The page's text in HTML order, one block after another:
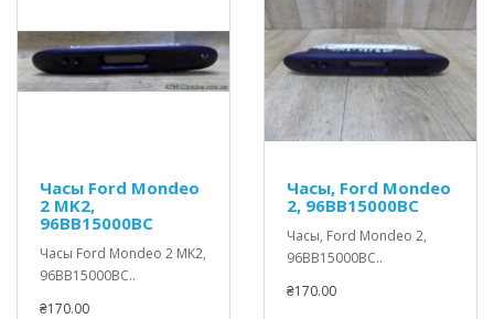
Часы Ford Mondeo
2 MK2,
96BB15000BC
Часы Ford Mondeo 2 MK2,
96BB15000BC..
₴170.00
Часы, Ford Mondeo
2, 96BB15000BC
Часы, Ford Mondeo 2,
96BB15000BC..
₴170.00